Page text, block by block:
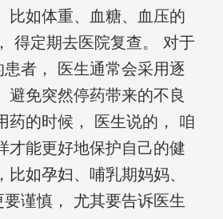
比如体重、血糖、血压的
得定期去医院复查。 对于
者， 医生通常会采用逐
避免突然停药带来的不良
药的时候， 医生说的， 咱
才能更好地保护自己的健
比如孕妇、哺乳期妈妈、
谨慎， 尤其要告诉医生